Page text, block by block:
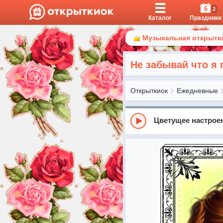
Каталог
6 2
Праздники
Музыкальная
Не забывай что я
Открыткиок Ежедневные
Цветущее